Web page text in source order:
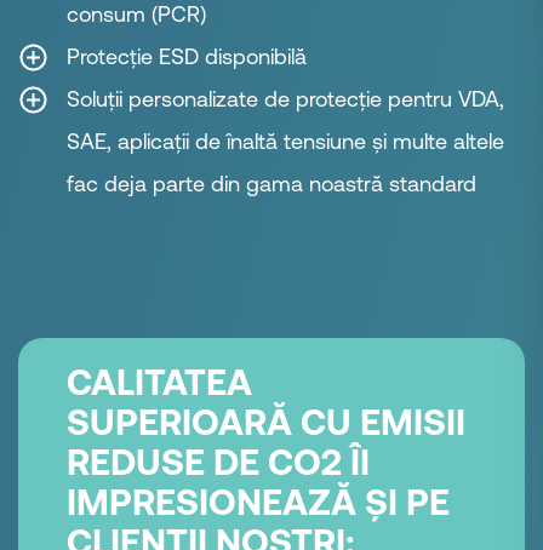
consum (PCR)
Protecție ESD disponibilă
Soluții personalizate de protecție pentru VDA,
SAE, aplicații de înaltă tensiune și multe altele
fac deja parte din gama noastră standard
CALITATEA
SUPERIOARĂ CU EMISII
REDUSE DE CO2 ÎI
IMPRESIONEAZĂ ȘI PE